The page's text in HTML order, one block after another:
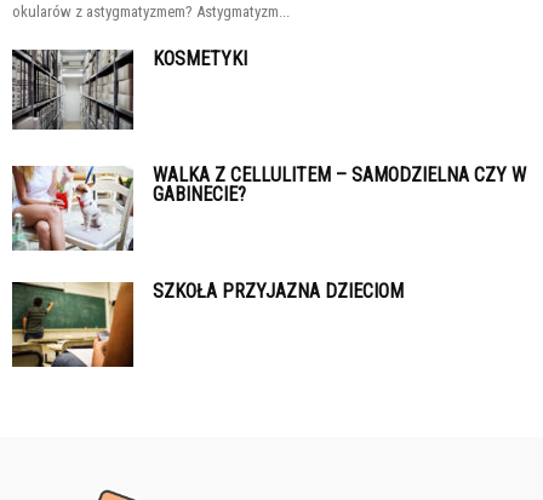
okularów z astygmatyzmem? Astygmatyzm...
KOSMETYKI
WALKA Z CELLULITEM – SAMODZIELNA CZY W
GABINECIE?
SZKOŁA PRZYJAZNA DZIECIOM